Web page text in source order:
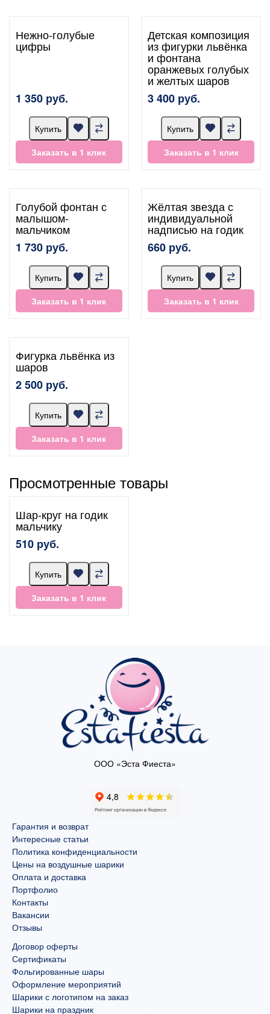
Нежно-голубые
цифры
1 350 руб.
Купить
Заказать в 1 клик
Детская композиция
из фигурки львёнка
и фонтана
оранжевых голубых
и желтых шаров
3 400 руб.
Купить
Заказать в 1 клик
Голубой фонтан с
малышом-
мальчиком
1 730 руб.
Купить
Заказать в 1 клик
Жёлтая звезда с
индивидуальной
надписью на годик
660 руб.
Купить
Заказать в 1 клик
Фигурка львёнка из
шаров
2 500 руб.
Купить
Заказать в 1 клик
Просмотренные товары
Шар-круг на годик
мальчику
510 руб.
Купить
Заказать в 1 клик
ООО «Эста Фиеста»
Гарантия и возврат
Интересные статьи
Политика конфиденциальности
Цены на воздушные шарики
Оплата и доставка
Портфолио
Контакты
Вакансии
Отзывы
Договор оферты
Сертификаты
Фольгированные шары
Оформление мероприятий
Шарики с логотипом на заказ
Шарики на праздник